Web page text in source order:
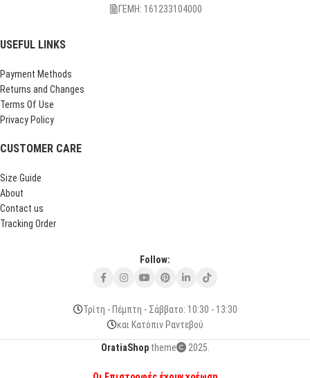
ΓΕΜΗ: 161233104000
USEFUL LINKS
Payment Methods
Returns and Changes
Terms Of Use
Privacy Policy
CUSTOMER CARE
Size Guide
About
Contact us
Tracking Order
Follow:
Τρίτη - Πέμπτη - Σάββατο: 10:30 - 13:30
και Κατόπιν Ραντεβού
OratiaShoptheme 2025.